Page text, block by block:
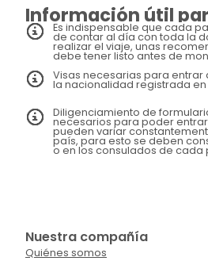
Información útil
Es indispensable que cada
de contar al día con toda la
realizar el viaje, unas
debe tener listo antes de
Visas necesarias para
la nacionalidad registrada
Diligenciamiento de
necesarios para poder
pueden variar
país, para esto se deben
o en los consulados de cada
Nuestra compañía
Quiénes somos